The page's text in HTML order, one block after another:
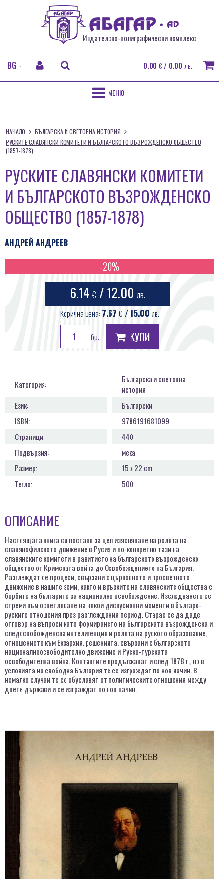
BG
EN
RO
ВХОД
Забравена парола
Издателско-полиграфически комплекс
0.00 € / 0.00 лв.
ЗА НАС
ДИГИТАЛЕН ПЕЧАТ
КНИГИ
НАЧАЛО
БЪЛГАРСКА И СВЕТОВНА ИСТОРИЯ
РУСКИТЕ СЛАВЯНСКИ КОМИТЕТИ И БЪЛГАРСКОТО ВЪЗРОЖДЕНСКО ОБЩЕСТВО
(1857-1878)
РУСКИТЕ СЛАВЯНСКИ КОМИТЕТИ
И БЪЛГАРСКОТО ВЪЗРОЖДЕНСКО
ОБЩЕСТВО (1857-1878)
АНДРЕЙ АНДРЕЕВ
-20%
6.14€ / 12.00лв.
Корична цена: 7.67 € / 15.00 лв.
бр. КУПИ
Категория:
Българска и световна
история
Език:
Български
ISBN:
9786191681099
Страници:
440
Подвързия:
мека
Размер:
15 х 22 сm
Тегло:
500
ОПИСАНИЕ
Настоящата книга си поставя за цел изясняване на ролята на
славянофилското движение в Русия и по-конкретно тази на
славянските комитети в равитието на българското възрожденско
общество от Кримската война до Освобождението на България.-
Разглеждат се процеси, свързани с църковното и просветното
движение в нашите земи, както и връзките на славянските общества с
борбите на българите за национално освобождение. Изследването се
стреми към осветляване на някои дискусионни моменти в българо-
руските отношения през разглеждания период. Старае се да даде
отговор на въпроси като формирането на българската възрожденска и
следосвобожденска интелигенция и ролята на руското образование,
отношението към Екзархия, решенията, свързани с българското
националноосвободително движение и Руско-турската
освободителна война. Контактите продължават и след 1878 г., но в
условията на свободна България те се изграждат по нов начин. В
немалко случаи те се обуславят от политическите отношения между
двете държави и се изграждат по нов начин.